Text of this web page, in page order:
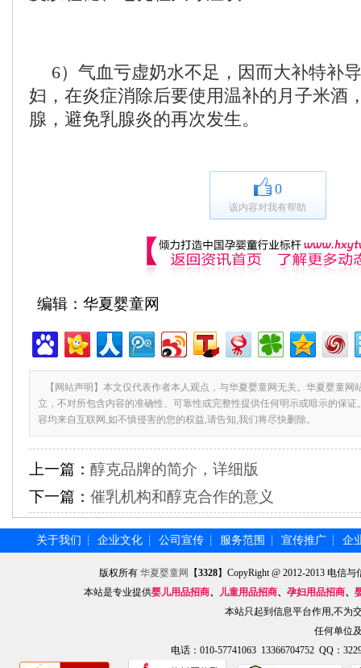
6）气血亏虚奶水不足，因而大补特补
妇，在炎症消除后要使用温补的月子米酒
腺，避免乳腺炎的再次发生。
0
该内容对我有帮助
编辑：华夏婴童网
【网站声明】本文仅代表作者本人观点，与华夏婴童网无关。华夏婴童网
立，不对所包含内容的准确性、可靠性或完整性提供任何明示或暗示的保
容均来自互联网,如不慎侵害的您的权益,请告知,我们将尽快删除。
上一篇： 醇克品牌的简介，详细版
下一篇： 催乳机构和醇克合作的意义
关于我们 ┆ 企业文化 ┆ 公司宣传 ┆ 服务范围 ┆ 宣传推广 ┆ 企
版权所有华夏婴童网 【3328】CopyRight @ 2012-2013 电信
本站是专业提供婴儿用品招商、 儿童用品招商、 孕妇用品招商、
本站只起到信息平台作用,不为
任何单位
电话：010-57741063 13366704752 QQ：